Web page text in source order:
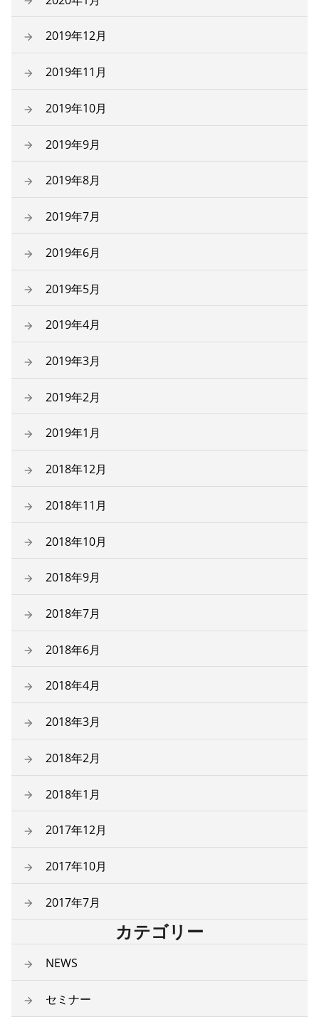
2019年12月
2019年11月
2019年10月
2019年9月
2019年8月
2019年7月
2019年6月
2019年5月
2019年4月
2019年3月
2019年2月
2019年1月
2018年12月
2018年11月
2018年10月
2018年9月
2018年7月
2018年6月
2018年4月
2018年3月
2018年2月
2018年1月
2017年12月
2017年10月
2017年7月
カテゴリー
NEWS
セミナー